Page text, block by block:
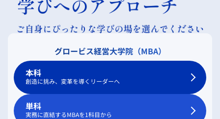
グロービス経営大学院（MBA）
本科
創造に挑み、変革を導くリーダーへ
単科
実務に直結するMBAを1科目から